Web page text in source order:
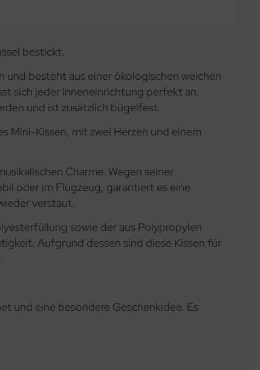
bestickt.
und besteht aus einer ökologischen weichen
sich jeder Inneneinrichtung perfekt an.
und ist zusätzlich bügelfest.
Mini-Kissen, mit zwei Herzen und einem
Charme. Wegen seiner
oder im Flugzeug, garantiert es eine
verstaut.
sowie der aus Polypropylen
Aufgrund dessen sind diese Kissen für
und eine besondere Geschenkidee. Es